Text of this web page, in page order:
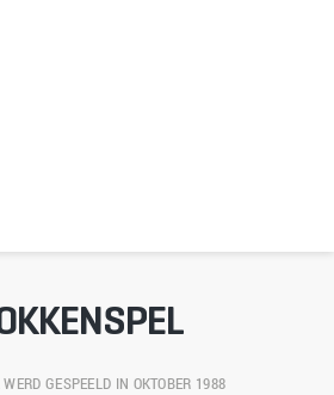
WERD GESPEELD IN OKTOBER 1988